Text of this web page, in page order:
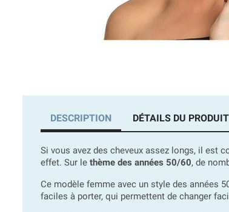
DESCRIPTION DÉTAILS DU PRODUIT
Si vous avez des cheveux assez longs, il est
effet. Sur le thème des années 50/60, de
Ce modèle femme avec un style des années
faciles à porter, qui permettent de changer